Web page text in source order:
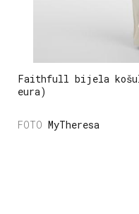
Faithfull bijela
eura)
MyTheresa